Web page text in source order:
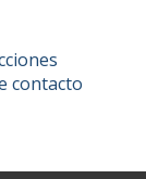
contacto